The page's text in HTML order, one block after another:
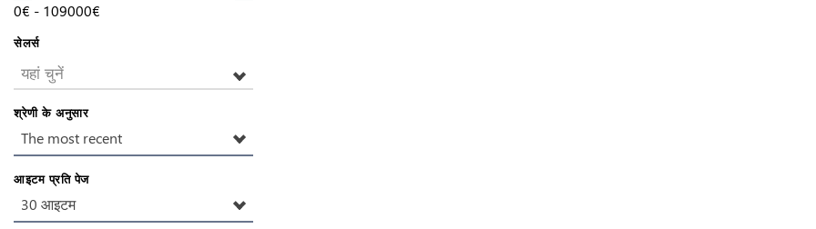
0€ - 109000€
सेलर्स
यहां चुनें
श्रेणी के अनुसार
The most recent
आइटम प्रति पेज
30 आइटम